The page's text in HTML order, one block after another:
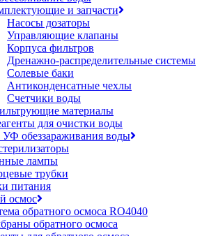
и запчасти
Насосы дозаторы
Управляющие клапаны
Корпуса фильтров
Дренажно-распределительные системы
Солевые баки
Антиконденсатные чехлы
Счетчики воды
материалы
для очистки воды
обеззараживания воды
лампы
трубки
питания
осмос
обратного осмоса RO4040
обратного осмоса